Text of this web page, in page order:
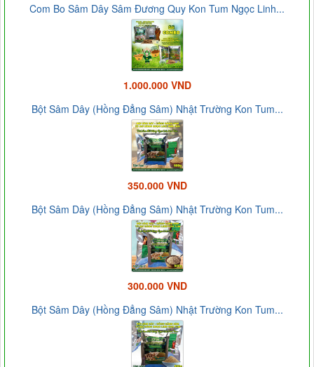
Com Bo Sâm Dây Sâm Đương Quy Kon Tum Ngọc Linh...
1.000.000 VND
Bột Sâm Dây (Hồng Đẳng Sâm) Nhật Trường Kon Tum...
350.000 VND
Bột Sâm Dây (Hồng Đẳng Sâm) Nhật Trường Kon Tum...
300.000 VND
Bột Sâm Dây (Hồng Đẳng Sâm) Nhật Trường Kon Tum...